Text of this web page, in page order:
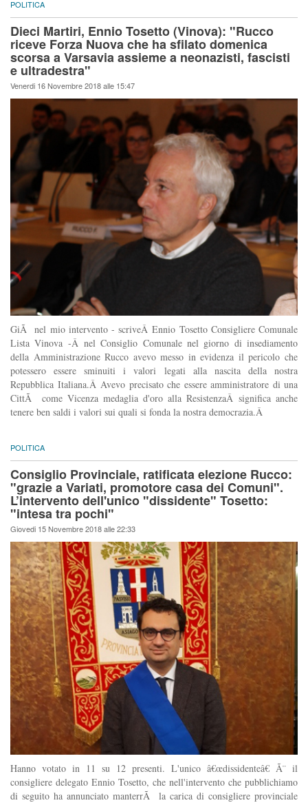
POLITICA
Dieci Martiri, Ennio Tosetto (Vinova): "Rucco
riceve Forza Nuova che ha sfilato domenica
scorsa a Varsavia assieme a neonazisti, fascisti
e ultradestra"
Venerdi 16 Novembre 2018 alle 15:47
GiÃ nel mio intervento - scriveÂ Ennio Tosetto Consigliere Comunale
Lista Vinova -Â nel Consiglio Comunale nel giorno di insediamento
della Amministrazione Rucco avevo messo in evidenza il pericolo che
potessero essere sminuiti i valori legati alla nascita della nostra
Repubblica Italiana.Â Avevo precisato che essere amministratore di una
CittÃ come Vicenza medaglia d'oro alla ResistenzaÂ significa anche
tenere ben saldi i valori sui quali si fonda la nostra democrazia.Â
POLITICA
Consiglio Provinciale, ratificata elezione Rucco:
"grazie a Variati, promotore casa dei Comuni".
L’intervento dell'unico "dissidente" Tosetto:
"intesa tra pochi"
Giovedi 15 Novembre 2018 alle 22:33
Hanno votato in 11 su 12 presenti. L'unico â€œdissidenteâ€ Ã¨ il
consigliere delegato Ennio Tosetto, che nell'intervento che pubblichiamo
di seguito ha annunciato manterrÃ la carica di consigliere provinciale